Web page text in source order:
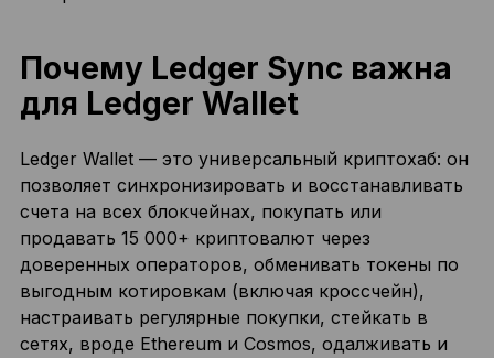
Почему Ledger Sync важна
для Ledger Wallet
Ledger Wallet — это универсальный криптохаб: он
позволяет синхронизировать и восстанавливать
счета на всех блокчейнах, покупать или
продавать 15 000+ криптовалют через
доверенных операторов, обменивать токены по
выгодным котировкам (включая кроссчейн),
настраивать регулярные покупки, стейкать в
сетях, вроде Ethereum и Cosmos, одалживать и